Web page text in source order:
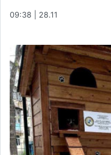
09:38 | 28.11